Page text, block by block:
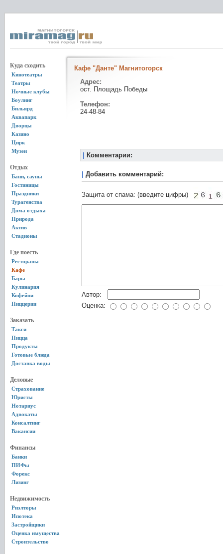
Куда сходить
Кинотеатры
Театры
Ночные клубы
Боулинг
Бильярд
Аквапарк
Дворцы
Казино
Цирк
Музеи
Отдых
Бани, сауны
Гостиницы
Праздники
Турагенства
Дома отдыха
Природа
Актив
Стадионы
Где поесть
Рестораны
Кафе
Бары
Кулинария
Кофейни
Пиццерии
Заказать
Такси
Пицца
Продукты
Готовые блюда
Доставка воды
Деловые
Страхование
Юристы
Нотариус
Адвокаты
Консалтинг
Вакансии
Финансы
Банки
ПИФы
Форекс
Лизинг
Недвижимость
Риэлторы
Ипотека
Застройщики
Оценка имущества
Строительство
Кафе "Данте" Магнитогорск
Адрес:
ост. Площадь Победы
Телефон:
24-48-84
Комментарии:
Добавить комментарий:
Защита от спама: (введите цифры)
Автор:
Оценка: